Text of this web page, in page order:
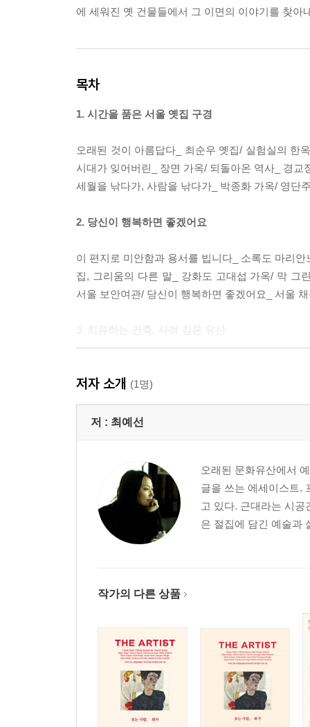
에 세워진 옛 건물들에서 그 이면의 이야기를 찾
목차
1. 시간을 품은 서울 옛집 구경
오래된 것이 아름답다_ 최순우 옛집/ 실험실의 한
시대가 잊어버린_ 장면 가옥/ 되돌아온 역사_ 경교
세월을 낚다가, 사람을 낚다가_ 박종화 가옥/ 영단
2. 당신이 행복하면 좋겠어요
이 편지로 미안함과 용서를 빕니다_ 소록도 마리
집, 그리움의 다른 말_ 강화도 고대섭 가옥/ 막 그
서울 보안여관/ 당신이 행복하면 좋겠어요_ 서울
복원_ 인천 대화조 사무소/ 은목서와 벼 이삭_ 군
물의 역설_ 익산 익옥수리조합
길 잃은, 잠들어 있는, 꿈꾸는_ 서울 벨기에 영사
인천 삼릉사택/ 집, 비탈에 서다_ 부산 아미동 감
일상을 복원하기 위하여_ 서울 김중업 건축문화의
저자 소개 (1명)
저 : 최예선
오래된 문화유산에서
글을 쓰는 에세이스트.
고 있다. 근대라는 시
은 절집에 담긴 예술과
작가의 다른 상품